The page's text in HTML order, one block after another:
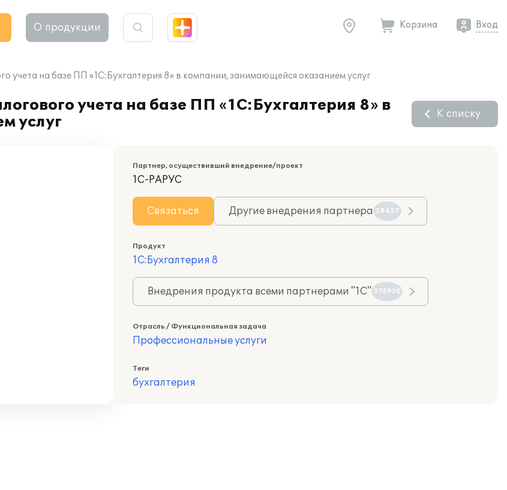
О продукции Корзина Вход
учета на базе ПП «1С:Бухгалтерия 8» в компании, занимающейся оказанием услуг
учета на базе ПП «1С:Бухгалтерия 8» в
услуг
К списку
Партнер, осуществивший внедрение/проект
1С-РАРУС
Связаться Другие внедрения партнера 28457
Продукт
1С:Бухгалтерия 8
Внедрения продукта всеми партнерами "1С" 575930
Отрасль / Функциональная задача
Профессиональные услуги
Теги
бухгалтерия